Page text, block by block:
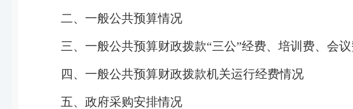
二、一般公共预算情况
三、一般公共预算财政拨款“三公”经费、培训费、会
四、一般公共预算财政拨款机关运行经费情况
五、政府采购安排情况